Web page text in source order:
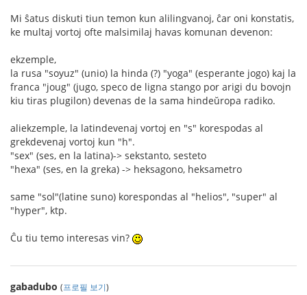
Mi ŝatus diskuti tiun temon kun alilingvanoj, ĉar oni konstatis,
ke multaj vortoj ofte malsimilaj havas komunan devenon:
ekzemple,
la rusa "soyuz" (unio) la hinda (?) "yoga" (esperante jogo) kaj la
franca "joug" (jugo, speco de ligna stango por arigi du bovojn
kiu tiras plugilon) devenas de la sama hindeŭropa radiko.
aliekzemple, la latindevenaj vortoj en "s" korespodas al
grekdevenaj vortoj kun "h".
"sex" (ses, en la latina)-> sekstanto, sesteto
"hexa" (ses, en la greka) -> heksagono, heksametro
same "sol"(latine suno) korespondas al "helios", "super" al
"hyper", ktp.
Ĉu tiu temo interesas vin?
gabadubo (프로필 보기)